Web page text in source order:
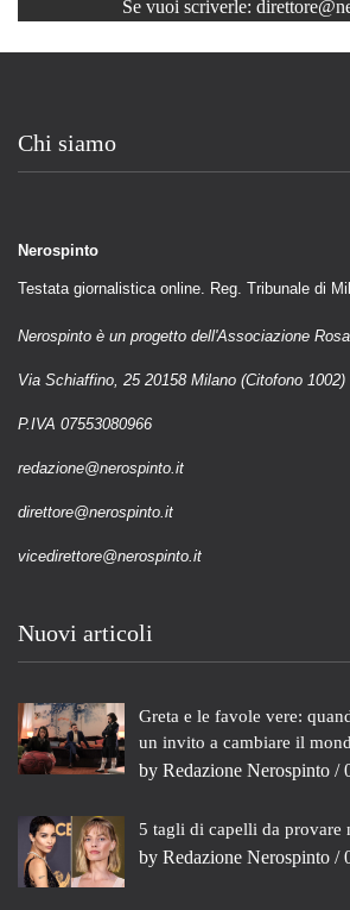
Se vuoi scriverle:
Chi siamo
Nerospinto
Testata giornalistica online. Reg. Tribunale di
Nerospinto è un progetto dell'Associazione
Via Schiaffino, 25 20158 Milano (Citofono 1002)
P.IVA 07553080966
redazione@nerospinto.it
direttore@nerospinto.it
vicedirettore@nerospinto.it
Nuovi articoli
Greta e le favole vere:
un invito a cambiare il
by Redazione Nerospinto /
5 tagli di capelli da provare
by Redazione Nerospinto /